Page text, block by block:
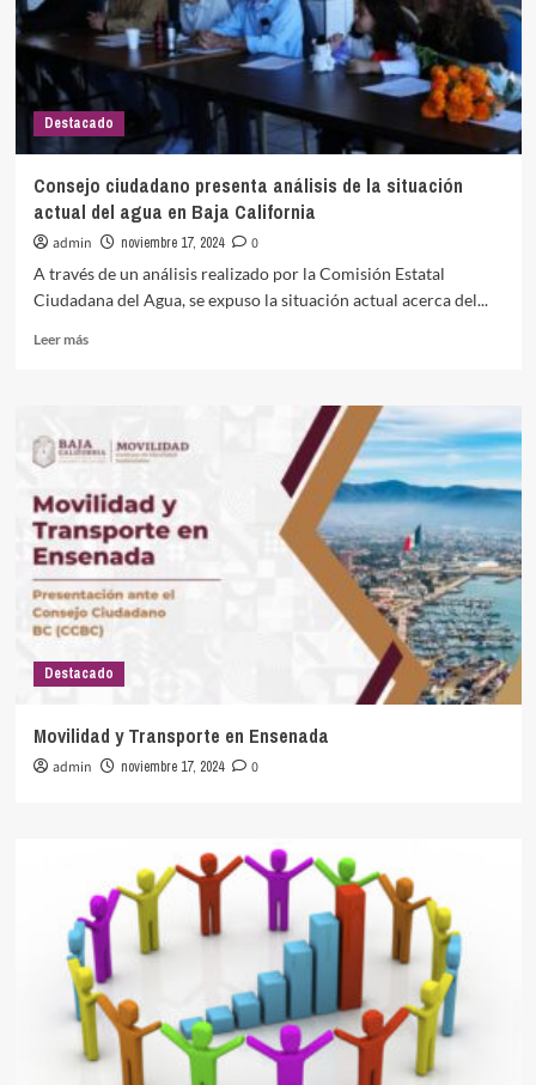
Destacado
Consejo ciudadano presenta análisis de la situación
actual del agua en Baja California
admin noviembre 17, 2024
0
A través de un análisis realizado por la Comisión Estatal
Ciudadana del Agua, se expuso la situación actual acerca del...
Leer másLeer
presenta
de
la
situación
actual
del
agua
en
California
Destacado
Movilidad y Transporte en Ensenada
admin noviembre 17, 2024 0